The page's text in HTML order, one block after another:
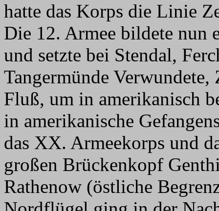
hatte das Korps die Linie
Die 12. Armee bildete nun
und setzte bei Stendal,
Tangermünde
Fluß, um in amerikanisch
in amerikanische
das XX. Armeekorps und
großen Brückenkopf
Rathenow (östliche